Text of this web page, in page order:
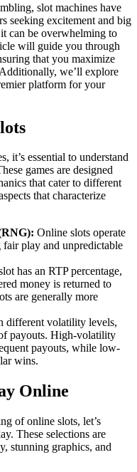
slot machines have
seeking excitement and big
can be overwhelming to
will guide you through
that you maximize
we’ll explore
platform for your
it’s essential to understand
games are designed
that cater to different
that characterize
Online slots operate
play and unpredictable
has an RTP percentage,
money is returned to
are generally more
different volatility levels,
payouts. High-volatility
payouts, while low-
wins.
Online
of online slots, let’s
These selections are
stunning graphics, and